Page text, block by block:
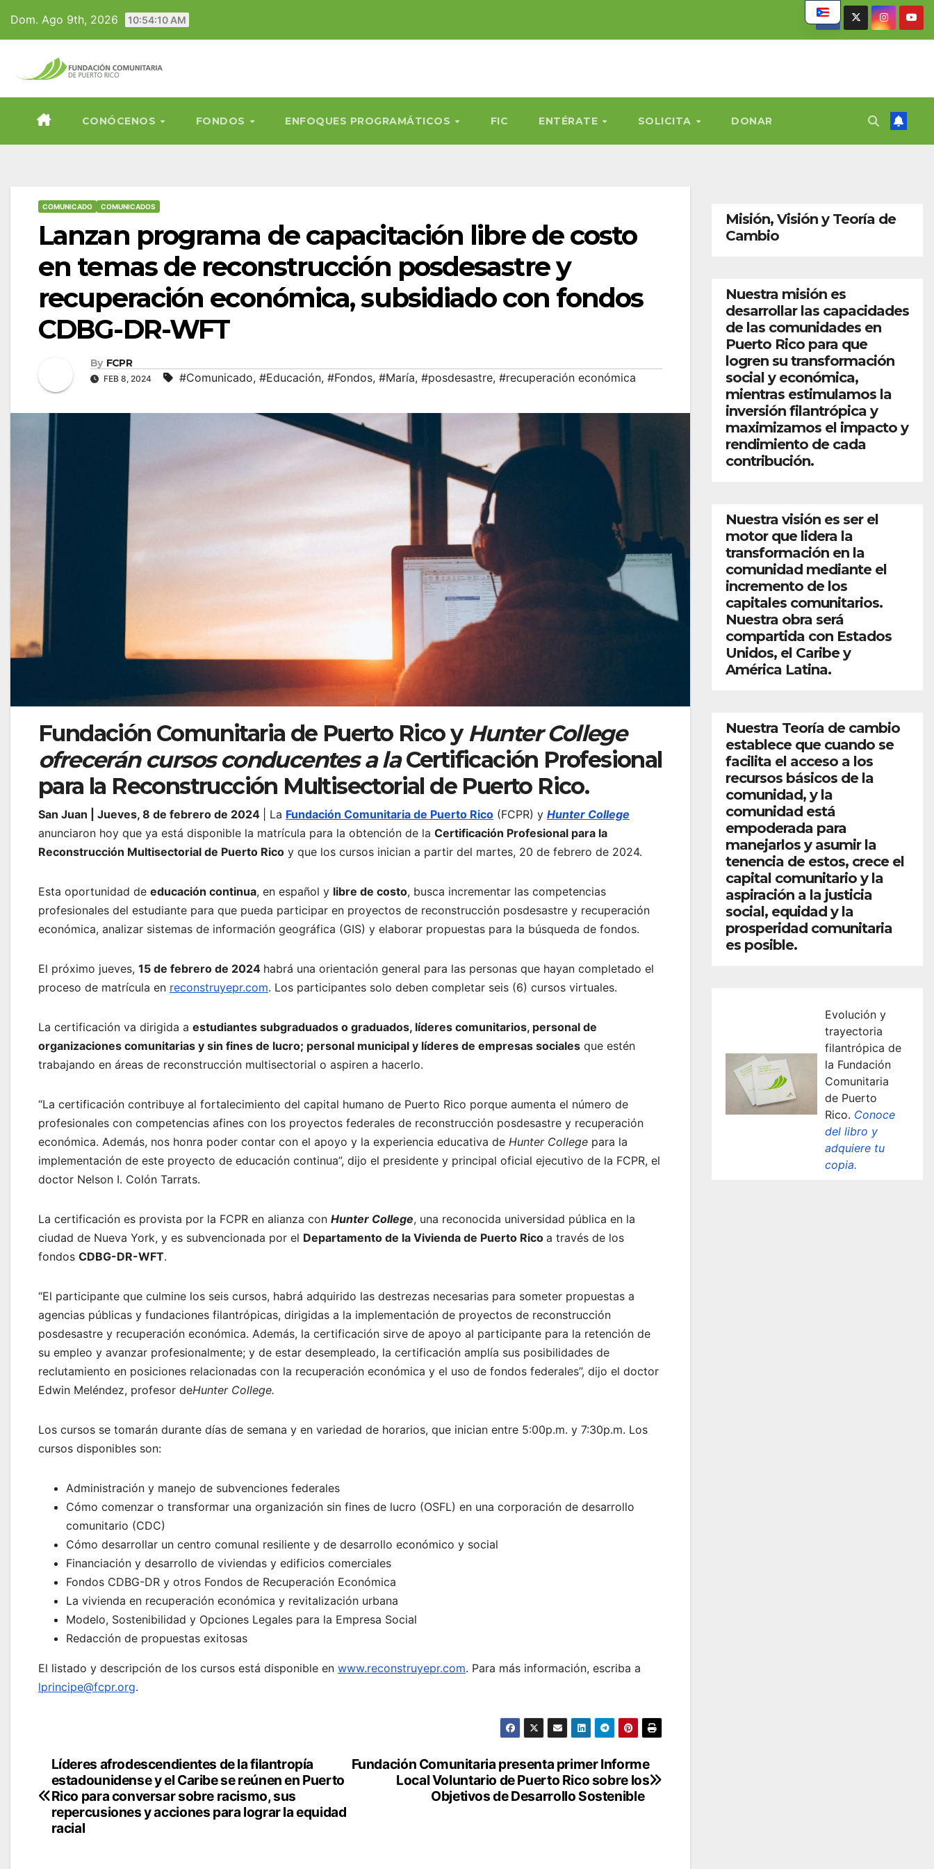
content
Dom. Ago 9th, 2026 10:54:12 AM
CONÓCENOS FONDOS ENFOQUES PROGRAMÁTICOS FIC ENTÉRATE SOLICITA DONAR
COMUNICADO COMUNICADOS
Lanzan programa de capacitación libre de costo
en temas de reconstrucción posdesastre y
recuperación económica, subsidiado con fondos
CDBG-DR-WFT
By FCPR
FEB 8, 2024 #Comunicado, #Educación, #Fondos, #María, #posdesastre, #recuperación económica
Fundación Comunitaria de Puerto Rico y Hunter College
ofrecerán cursos conducentes a laCertificación Profesional
para la Reconstrucción Multisectorial de Puerto Rico.
San Juan | Jueves, 8 de febrero de 2024 | La Fundación Comunitaria de Puerto Rico (FCPR) y Hunter College
anunciaron hoy que ya está disponible la matrícula para la obtención de la Certificación Profesional para la
Reconstrucción Multisectorial de Puerto Rico y que los cursos inician a partir del martes, 20 de febrero de 2024.
Esta oportunidad de educación continua, en español y libre de costo, busca incrementar las competencias
profesionales del estudiante para que pueda participar en proyectos de reconstrucción posdesastre y recuperación
económica, analizar sistemas de información geográfica (GIS) y elaborar propuestas para la búsqueda de fondos.
El próximo jueves, 15 de febrero de 2024 habrá una orientación general para las personas que hayan completado el
proceso de matrícula en reconstruyepr.com. Los participantes solo deben completar seis (6) cursos virtuales.
La certificación va dirigida a estudiantes subgraduados o graduados, líderes comunitarios, personal de
organizaciones comunitarias y sin fines de lucro; personal municipal y líderes de empresas sociales que estén
trabajando en áreas de reconstrucción multisectorial o aspiren a hacerlo.
“La certificación contribuye al fortalecimiento del capital humano de Puerto Rico porque aumenta el número de
profesionales con competencias afines con los proyectos federales de reconstrucción posdesastre y recuperación
económica. Además, nos honra poder contar con el apoyo y la experiencia educativa de Hunter College para la
implementación de este proyecto de educación continua”, dijo el presidente y principal oficial ejecutivo de la FCPR, el
doctor Nelson I. Colón Tarrats.
La certificación es provista por la FCPR en alianza con Hunter College, una reconocida universidad pública en la
ciudad de Nueva York, y es subvencionada por el Departamento de la Vivienda de Puerto Rico a través de los
fondos CDBG-DR-WFT.
“El participante que culmine los seis cursos, habrá adquirido las destrezas necesarias para someter propuestas a
agencias públicas y fundaciones filantrópicas, dirigidas a la implementación de proyectos de reconstrucción
posdesastre y recuperación económica. Además, la certificación sirve de apoyo al participante para la retención de
su empleo y avanzar profesionalmente; y de estar desempleado, la certificación amplía sus posibilidades de
reclutamiento en posiciones relacionadas con la recuperación económica y el uso de fondos federales”, dijo el doctor
Edwin Meléndez, profesor deHunter College.
Los cursos se tomarán durante días de semana y en variedad de horarios, que inician entre 5:00p.m. y 7:30p.m. Los
cursos disponibles son:
Administración y manejo de subvenciones federales
Cómo comenzar o transformar una organización sin fines de lucro (OSFL) en una corporación de desarrollo
comunitario (CDC)
Cómo desarrollar un centro comunal resiliente y de desarrollo económico y social
Financiación y desarrollo de viviendas y edificios comerciales
Fondos CDBG-DR y otros Fondos de Recuperación Económica
La vivienda en recuperación económica y revitalización urbana
Modelo, Sostenibilidad y Opciones Legales para la Empresa Social
Redacción de propuestas exitosas
El listado y descripción de los cursos está disponible en www.reconstruyepr.com. Para más información, escriba a
lprincipe@fcpr.org.
Navegación
de
entradas
Fundación Comunitaria presenta primer Informe
Local Voluntario de Puerto Rico sobre los
Objetivos de Desarrollo Sostenible
Líderes afrodescendientes de la filantropía
estadounidense y el Caribe se reúnen en Puerto
Rico para conversar sobre racismo, sus
repercusiones y acciones para lograr la equidad
racial
Misión, Visión y Teoría de
Cambio
Nuestra misión es
desarrollar las capacidades
de las comunidades en
Puerto Rico para que
logren su transformación
social y económica,
mientras estimulamos la
inversión filantrópica y
maximizamos el impacto y
rendimiento de cada
contribución.
Nuestra visión es ser el
motor que lidera la
transformación en la
comunidad mediante el
incremento de los
capitales comunitarios.
Nuestra obra será
compartida con Estados
Unidos, el Caribe y
América Latina.
Nuestra Teoría de cambio
establece que cuando se
facilita el acceso a los
recursos básicos de la
comunidad, y la
comunidad está
empoderada para
manejarlos y asumir la
tenencia de estos, crece el
capital comunitario y la
aspiración a la justicia
social, equidad y la
prosperidad comunitaria
es posible.
Evolución y
trayectoria
filantrópica de
la Fundación
Comunitaria
de Puerto
Rico. Conoce
del libro y
adquiere tu
copia.